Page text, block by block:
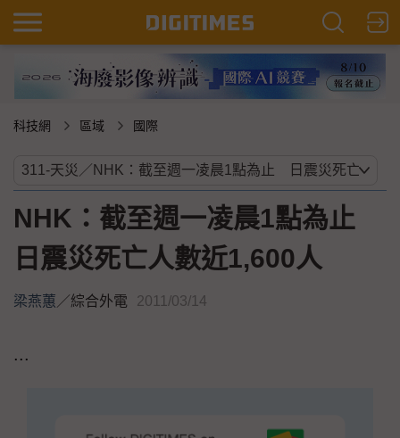
科技網 區域 國際
NHK：截至週一凌晨1點為止
日震災死亡人數近1,600人
梁燕蕙／綜合外電 2011/03/14
...